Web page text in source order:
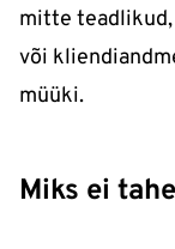
mitte
või
müüki.
Miks ei